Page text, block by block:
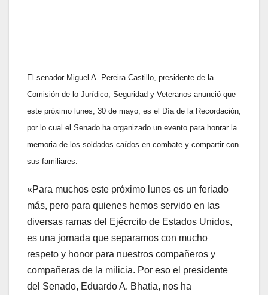
El senador Miguel A. Pereira Castillo, presidente de la
Comisión de lo Jurídico, Seguridad y Veteranos anunció que
este próximo lunes, 30 de mayo, es el Día de la Recordación,
por lo cual el Senado ha organizado un evento para honrar la
memoria de los soldados caídos en combate y compartir con
sus familiares.
«Para muchos este próximo lunes es un feriado
más, pero para quienes hemos servido en las
diversas ramas del Ejécrcito de Estados Unidos,
es una jornada que separamos con mucho
respeto y honor para nuestros compañeros y
compañeras de la milicia. Por eso el presidente
del Senado, Eduardo A. Bhatia, nos ha